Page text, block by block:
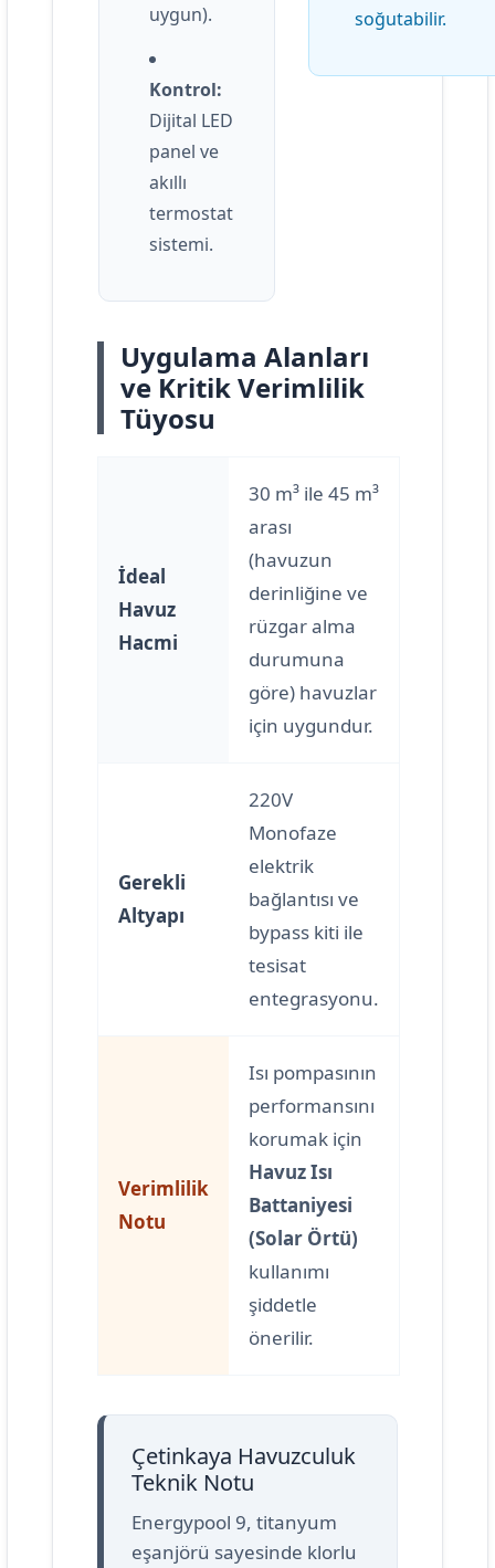
uygun).
Kontrol:
Dijital LED
panel ve
akıllı
termostat
sistemi.
soğutabilir.
Uygulama Alanları
ve Kritik Verimlilik
Tüyosu
İdeal
Havuz
Hacmi
30 m³ ile 45 m³
arası
(havuzun
derinliğine ve
rüzgar alma
durumuna
göre) havuzlar
için uygundur.
Gerekli
Altyapı
220V
Monofaze
elektrik
bağlantısı ve
bypass kiti ile
tesisat
entegrasyonu.
Verimlilik
Notu
Isı pompasının
performansını
korumak için
Havuz Isı
Battaniyesi
(Solar Örtü)
kullanımı
şiddetle
önerilir.
Çetinkaya Havuzculuk
Teknik Notu
Energypool 9, titanyum
eşanjörü sayesinde klorlu